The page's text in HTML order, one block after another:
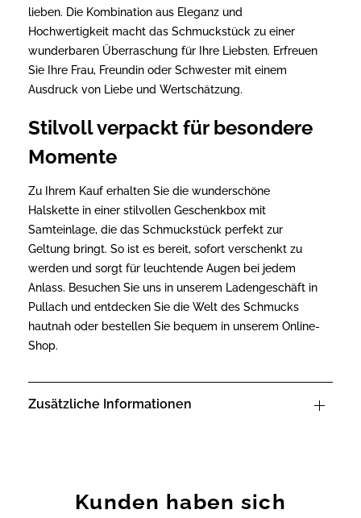
lieben. Die Kombination aus Eleganz und
Hochwertigkeit macht das Schmuckstück zu einer
wunderbaren Überraschung für Ihre Liebsten. Erfreuen
Sie Ihre Frau, Freundin oder Schwester mit einem
Ausdruck von Liebe und Wertschätzung.
Stilvoll verpackt für besondere
Momente
Zu Ihrem Kauf erhalten Sie die wunderschöne
Halskette in einer stilvollen Geschenkbox mit
Samteinlage, die das Schmuckstück perfekt zur
Geltung bringt. So ist es bereit, sofort verschenkt zu
werden und sorgt für leuchtende Augen bei jedem
Anlass. Besuchen Sie uns in unserem Ladengeschäft in
Pullach und entdecken Sie die Welt des Schmucks
hautnah oder bestellen Sie bequem in unserem Online-
Shop.
Zusätzliche Informationen
Kunden haben sich